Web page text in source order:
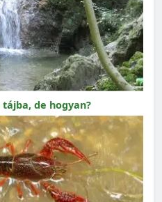
de hogyan?